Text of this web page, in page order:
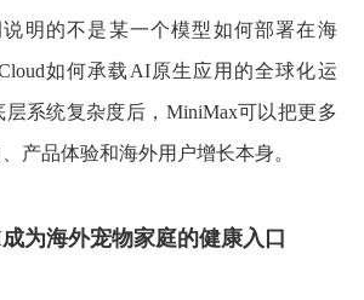
说明的不是某一个模型如何部署在海
如何承载AI原生应用的全球化运
系统复杂度后，MiniMax可以把更多
产品体验和海外用户增长本身。
为海外宠物家庭的健康入口